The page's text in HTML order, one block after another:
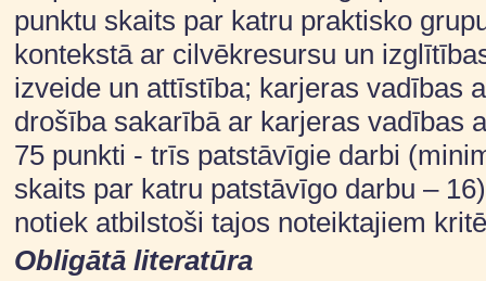
punktu skaits par katru praktisko
kontekstā ar cilvēkresursu un
izveide un attīstība; karjeras vadības
drošība sakarībā ar karjeras vadības
75 punkti - trīs patstāvīgie darbi
skaits par katru patstāvīgo darbu –
notiek atbilstoši tajos noteiktajiem
Obligātā literatūra